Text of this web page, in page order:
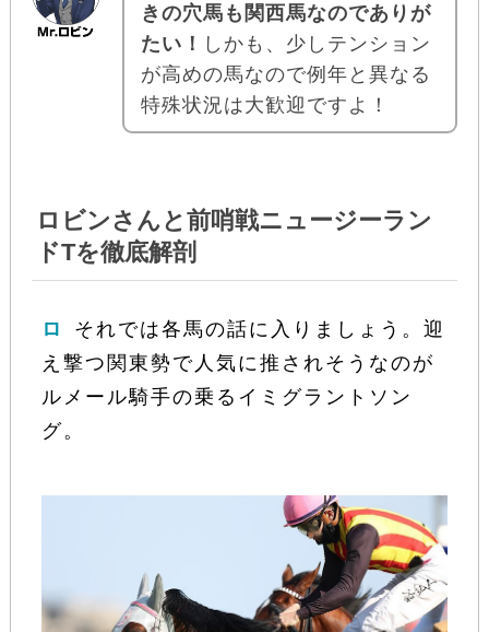
きの穴馬も関西馬なのでありが
たい！ しかも、少しテンション
が高めの馬なので例年と異なる
特殊状況は大歓迎ですよ！
ロビンさんと前哨戦ニュージーラン
ドTを徹底解剖
ロ
それでは各馬の話に入りましょう。迎
え撃つ関東勢で人気に推されそうなのが
ルメール騎手の乗るイミグラントソン
グ。